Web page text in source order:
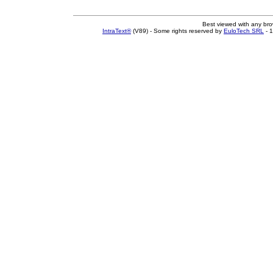
Best viewed with any
IntraText®(V89) - Some rights reserved by EuloTech SRL -